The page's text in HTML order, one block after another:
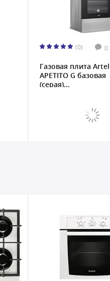
(0) 0
Газовая плита Artel
APETITO 00-G серая...